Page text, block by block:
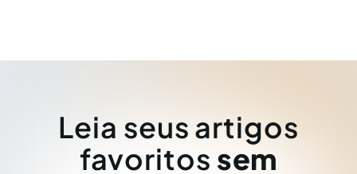
Leia seus artigos
favoritos sem